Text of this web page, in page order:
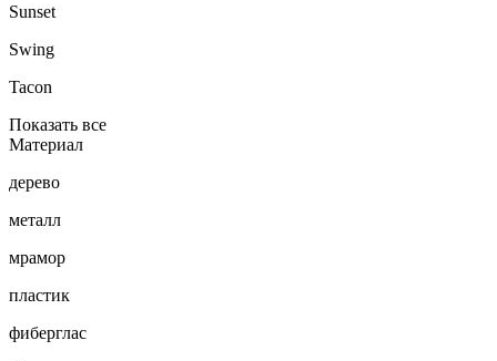
Sunset
Swing
Tacon
Показать все
Материал
дерево
металл
мрамор
пластик
фиберглас